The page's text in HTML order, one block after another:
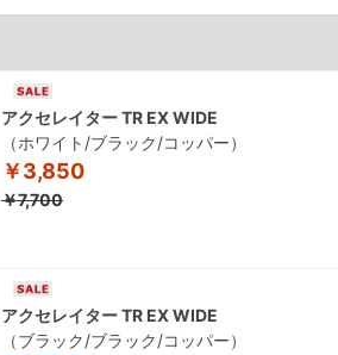
アクセレイター TR EX WIDE
（ホワイト/ブラック/コッパー）
￥3,850
￥7,700
アクセレイター TR EX WIDE
（ブラック/ブラック/コッパー）